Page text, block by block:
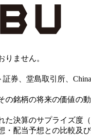
ません。
、堂島取引所、China
銘柄の将来の価値の
決算のサプライズ度
配当予想との比較及